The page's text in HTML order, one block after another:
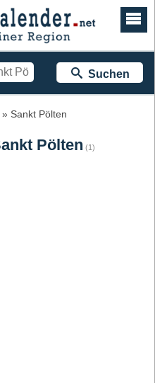
Suchen
Sankt Pölten
Pölten (1)